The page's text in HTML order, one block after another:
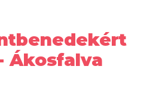
Ákosfalva